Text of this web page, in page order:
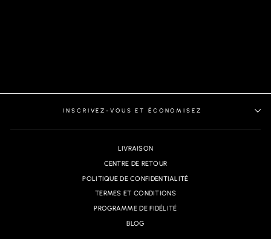
INSCRIVEZ-VOUS ET ÉCONOMISEZ
LIVRAISON
CENTRE DE RETOUR
POLITIQUE DE CONFIDENTIALITÉ
TERMES ET CONDITIONS
PROGRAMME DE FIDÉLITÉ
BLOG